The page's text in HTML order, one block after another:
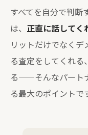
すべてを自分で判断
は、 正直に話してく
リットだけでなく
る査定をしてくれ
る——そんなパート
る最大のポイントで